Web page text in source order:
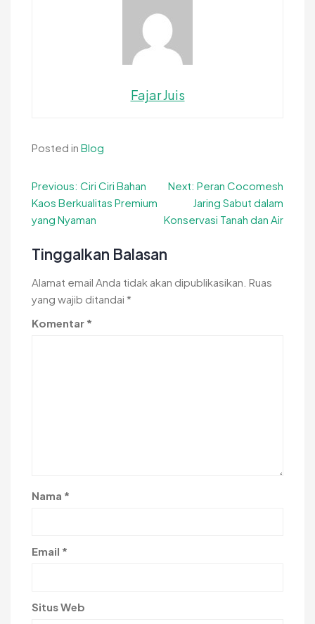
Fajar Juis
Posted in Blog
Navigasi
pos
Previous: Ciri Ciri Bahan
Kaos Berkualitas Premium
yang Nyaman
Next: Peran Cocomesh
Jaring Sabut dalam
Konservasi Tanah dan Air
Tinggalkan Balasan
Alamat email Anda tidak akan dipublikasikan. Ruas
yang wajib ditandai *
Komentar *
Nama *
Email *
Situs Web